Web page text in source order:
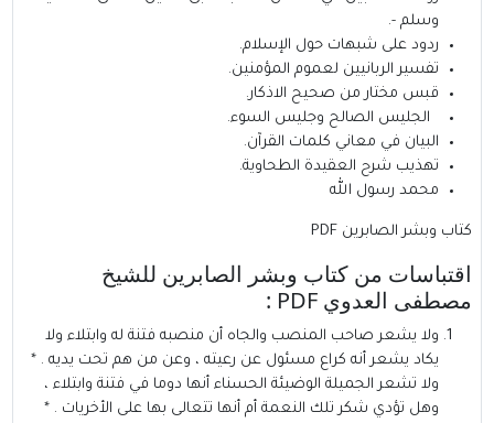
وسلم -.
ردود على شبهات حول الإسلام.
تفسير الربانيين لعموم المؤمنين.
قبس مختار من صحيح الاذكار.
الجليس الصالح وجليس السوء.
البيان في معاني كلمات القرآن.
تهذيب شرح العقيدة الطحاوية.
محمد رسول الله
كتاب وبشر الصابرين PDF
اقتباسات من كتاب وبشر الصابرين للشيخ
مصطفى العدوي PDF :
ولا يشعر صاحب المنصب والجاه أن منصبه فتنة له وابتلاء ولا
يكاد يشعر أنه كراع مسئول عن رعيته ، وعن من هم تحت يديه . *
ولا تشعر الجميلة الوضيئة الحسناء أنها دوما في فتنة وابتلاء ،
وهل تؤدي شكر تلك النعمة أم أنها تتعالى بها على الأخريات . *